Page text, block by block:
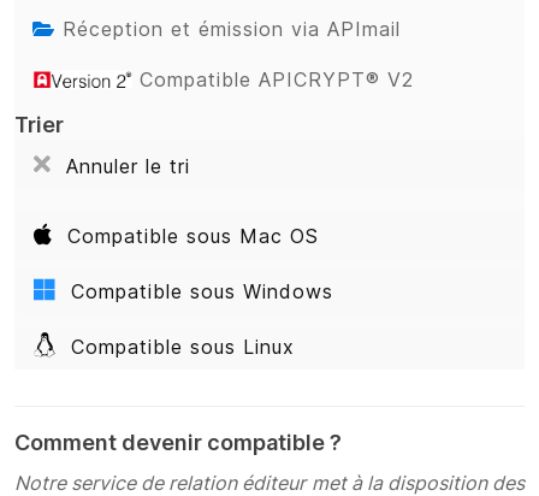
Réception et émission via APImail
Compatible APICRYPT® V2
Trier
Annuler le tri
Compatible sous Mac OS
Compatible sous Windows
Compatible sous Linux
Comment devenir compatible ?
Notre service de relation éditeur met à la disposition des